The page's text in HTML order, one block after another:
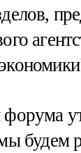
форума
будем